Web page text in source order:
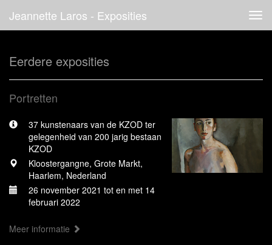
Jeannette Laros - Exposities
Eerdere exposities
Portretten
37 kunstenaars van de KZOD ter
gelegenheid van 200 jarig bestaan
KZOD
Kloostergangne, Grote Markt,
Haarlem, Nederland
26 november 2021 tot en met 14
februari 2022
Meer informatie